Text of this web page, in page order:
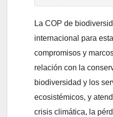
La COP de
internacional para
compromisos y
relación con la
biodiversidad y los
ecosistémicos, y
crisis climática, la